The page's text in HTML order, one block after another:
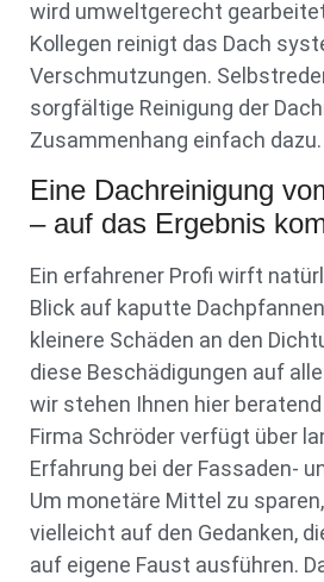
wird umweltgerecht
Kollegen reinigt das Dach
Verschmutzungen.
sorgfältige Reinigung der
Zusammenhang einfach dazu.
Eine Dachreinigung
– auf das Ergebnis
Ein erfahrener Profi wirft
Blick auf kaputte
kleinere Schäden an den
diese Beschädigungen auf
wir stehen Ihnen hier beratend
Firma Schröder verfügt über
Erfahrung bei der Fassaden-
Um monetäre Mittel zu
vielleicht auf den Gedanken,
auf eigene Faust ausführen.